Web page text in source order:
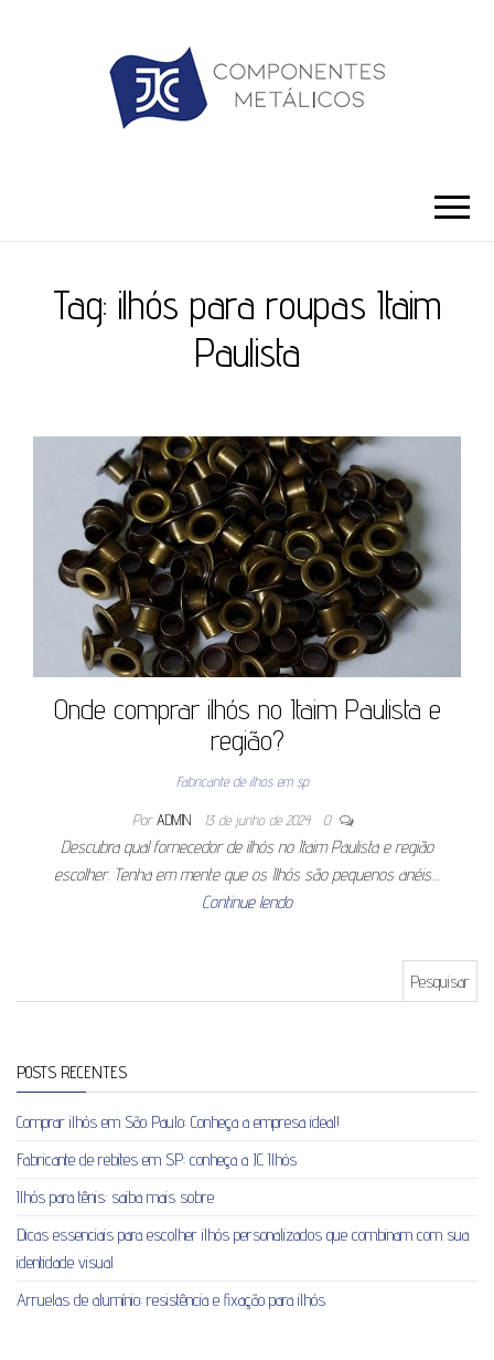
Tag: ilhós para roupas Itaim
Paulista
Onde comprar ilhós no Itaim Paulista e
região?
Fabricante de ilhos em sp
Por ADMIN 13 de junho de 2024 0
Descubra qual fornecedor de ilhós no Itaim Paulista e região
escolher. Tenha em mente que os Ilhós são pequenos anéis…
Continue lendo
POSTS RECENTES
Comprar ilhós em São Paulo: Conheça a empresa ideal!
Fabricante de rebites em SP: conheça a JC Ilhós
Ilhós para tênis: saiba mais sobre
Dicas essenciais para escolher ilhós personalizados que combinam com sua
identidade visual
Arruelas de alumínio: resistência e fixação para ilhós